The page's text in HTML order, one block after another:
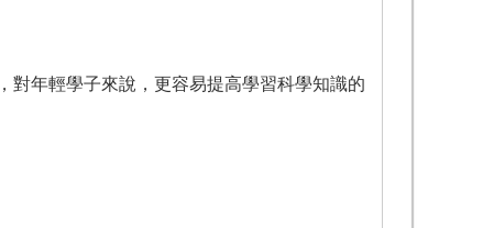
年輕學子來說，更容易提高學習科學知識的